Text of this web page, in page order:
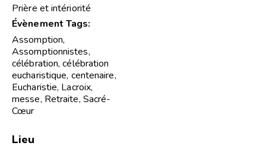
Prière et intériorité
Évènement Tags:
Assomption,
Assomptionnistes,
célébration,célébration
eucharistique, centenaire,
Eucharistie, Lacroix,
messe, Retraite, Sacré-
Cœur
Lieu